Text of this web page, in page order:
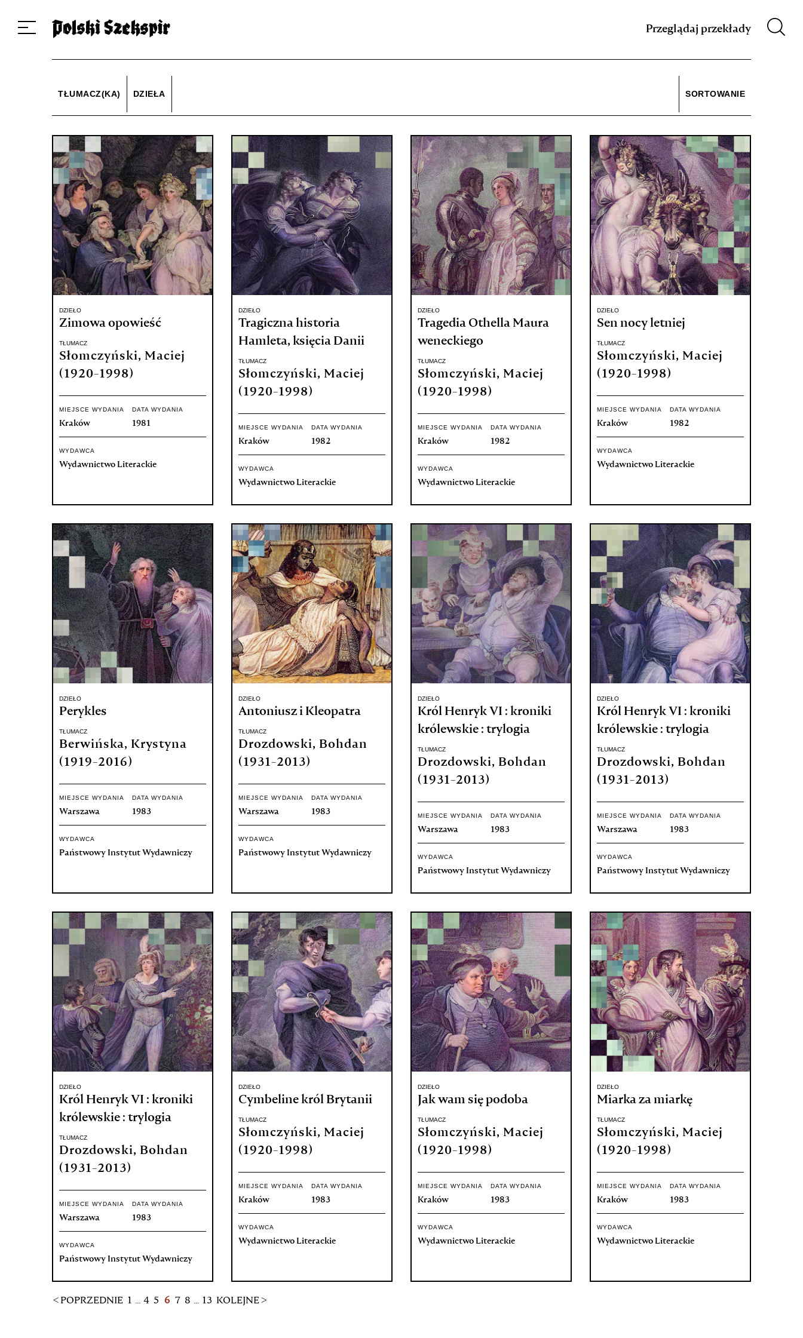
Przeglądaj przekłady
TŁUMACZ(KA) DZIEŁA SORTOWANIE
DZIEŁO
Zimowa opowieść
TŁUMACZ
Słomczyński, Maciej
(1920-1998)
MIEJSCE WYDANIA
Kraków
DATA WYDANIA
1981
WYDAWCA
Wydawnictwo Literackie
DZIEŁO
Tragiczna historia
Hamleta, księcia Danii
TŁUMACZ
Słomczyński, Maciej
(1920-1998)
MIEJSCE WYDANIA
Kraków
DATA WYDANIA
1982
WYDAWCA
Wydawnictwo Literackie
DZIEŁO
Tragedia Othella Maura
weneckiego
TŁUMACZ
Słomczyński, Maciej
(1920-1998)
MIEJSCE WYDANIA
Kraków
DATA WYDANIA
1982
WYDAWCA
Wydawnictwo Literackie
DZIEŁO
Sen nocy letniej
TŁUMACZ
Słomczyński, Maciej
(1920-1998)
MIEJSCE WYDANIA
Kraków
DATA WYDANIA
1982
WYDAWCA
Wydawnictwo Literackie
DZIEŁO
Perykles
TŁUMACZ
Berwińska, Krystyna
(1919-2016)
MIEJSCE WYDANIA
Warszawa
DATA WYDANIA
1983
WYDAWCA
Państwowy Instytut Wydawniczy
DZIEŁO
Antoniusz i Kleopatra
TŁUMACZ
Drozdowski, Bohdan
(1931-2013)
MIEJSCE WYDANIA
Warszawa
DATA WYDANIA
1983
WYDAWCA
Państwowy Instytut Wydawniczy
DZIEŁO
Król Henryk VI : kroniki
królewskie : trylogia
TŁUMACZ
Drozdowski, Bohdan
(1931-2013)
MIEJSCE WYDANIA
Warszawa
DATA WYDANIA
1983
WYDAWCA
Państwowy Instytut Wydawniczy
DZIEŁO
Król Henryk VI : kroniki
królewskie : trylogia
TŁUMACZ
Drozdowski, Bohdan
(1931-2013)
MIEJSCE WYDANIA
Warszawa
DATA WYDANIA
1983
WYDAWCA
Państwowy Instytut Wydawniczy
DZIEŁO
Król Henryk VI : kroniki
królewskie : trylogia
TŁUMACZ
Drozdowski, Bohdan
(1931-2013)
MIEJSCE WYDANIA
Warszawa
DATA WYDANIA
1983
WYDAWCA
Państwowy Instytut Wydawniczy
DZIEŁO
Cymbeline król Brytanii
TŁUMACZ
Słomczyński, Maciej
(1920-1998)
MIEJSCE WYDANIA
Kraków
DATA WYDANIA
1983
WYDAWCA
Wydawnictwo Literackie
DZIEŁO
Jak wam się podoba
TŁUMACZ
Słomczyński, Maciej
(1920-1998)
MIEJSCE WYDANIA
Kraków
DATA WYDANIA
1983
WYDAWCA
Wydawnictwo Literackie
DZIEŁO
Miarka za miarkę
TŁUMACZ
Słomczyński, Maciej
(1920-1998)
MIEJSCE WYDANIA
Kraków
DATA WYDANIA
1983
WYDAWCA
Wydawnictwo Literackie
< POPRZEDNIE 1 ... 4 5 6 7 8 ... 13 KOLEJNE >